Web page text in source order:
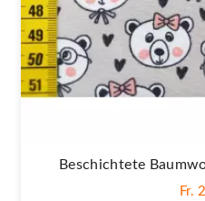
Beschichtete
Fr.